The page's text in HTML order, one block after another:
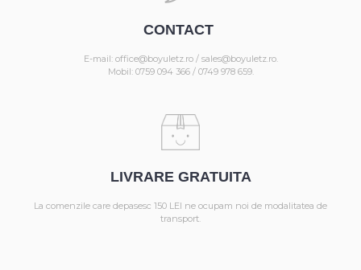
CONTACT
E-mail: office@boyuletz.ro / sales@boyuletz.ro.
Mobil: 0759 094 366 / 0749 978 659.
LIVRARE GRATUITA
La comenzile care depasesc 150 LEI ne ocupam noi de modalitatea de
transport.